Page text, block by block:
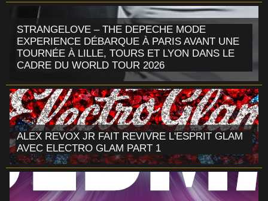
STRANGELOVE – THE DEPECHE MODE
EXPERIENCE DÉBARQUE À PARIS AVANT UNE
TOURNÉE À LILLE, TOURS ET LYON DANS LE
CADRE DU WORLD TOUR 2026
ALEX REVOX JR FAIT REVIVRE L'ESPRIT GLAM
AVEC ELECTRO GLAM PART 1